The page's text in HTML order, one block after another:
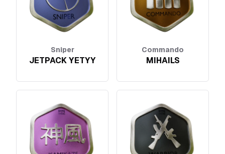
Sniper
JETPACK YETYY
Commando
MIHAILS